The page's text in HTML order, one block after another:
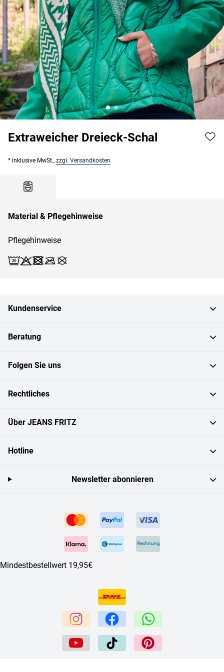
Extraweicher Dreieck-Schal
* inklusive MwSt., zzgl. Versandkosten
Material & Pflegehinweise
Pflegehinweise
Kundenservice
Beratung
Folgen Sie uns
Rechtliches
Über JEANS FRITZ
Hotline
Rechnung
Mindestbestellwert 19,95€
Newsletter abonnieren